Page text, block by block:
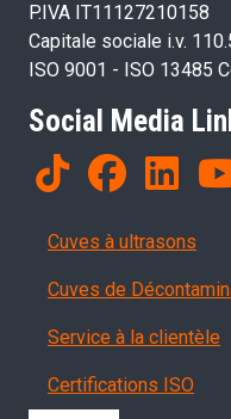
P.IVA IT11127210158
Capitale sociale i.v.
ISO 9001 - ISO 13485
Social Media
Products
Cuves à ultrasons
Cuves de
Servizi,
Service à la clientèle
Certifications ISO